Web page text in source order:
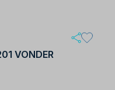
VONDER